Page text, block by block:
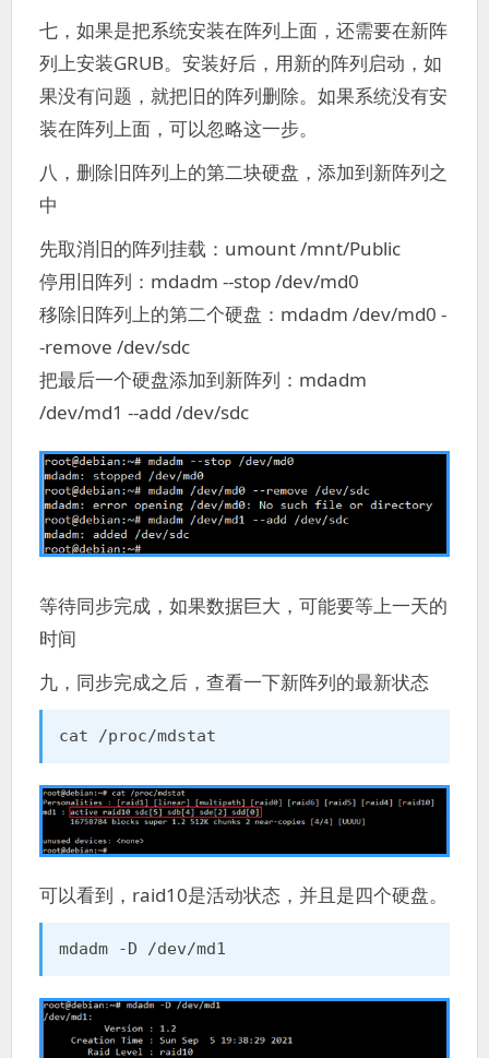
七，如果是把系统安装在阵列上面，还需要在新阵
列上安装GRUB。安装好后，用新的阵列启动，如
果没有问题，就把旧的阵列删除。如果系统没有安
装在阵列上面，可以忽略这一步。
八，删除旧阵列上的第二块硬盘，添加到新阵列之
中
先取消旧的阵列挂载：umount /mnt/Public
停用旧阵列：mdadm --stop /dev/md0
移除旧阵列上的第二个硬盘：mdadm /dev/md0 -
-remove /dev/sdc
把最后一个硬盘添加到新阵列：mdadm
/dev/md1 --add /dev/sdc
等待同步完成，如果数据巨大，可能要等上一天的
时间
九，同步完成之后，查看一下新阵列的最新状态
cat /proc/mdstat
可以看到，raid10是活动状态，并且是四个硬盘。
mdadm -D /dev/md1